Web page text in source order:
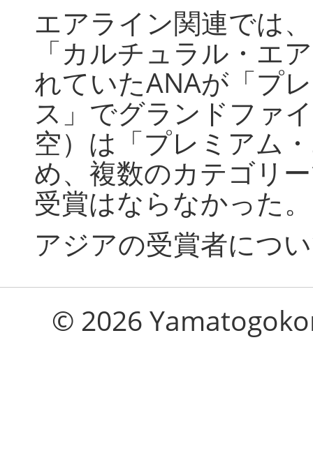
エアライン関連では
「カルチュラル・エ
れていたANAが「プ
ス」でグランドファ
空）は「プレミアム
め、複数のカテゴリ
受賞はならなかった。
アジアの受賞者につ
© 2026